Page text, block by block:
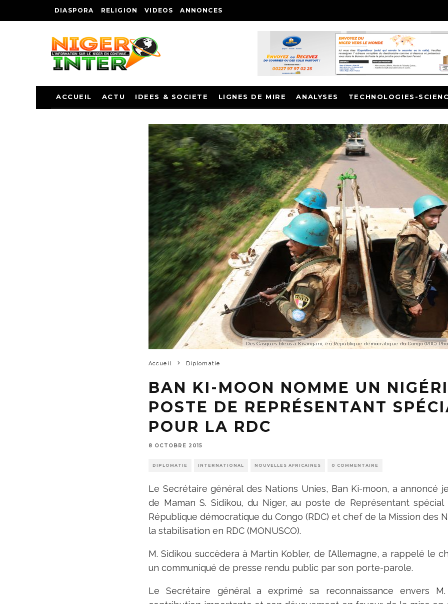
DIASPORA RELIGION VIDEOS ANNONCES
ACCUEIL ACTU IDEES & SOCIETE LIGNES DE MIRE ANALYSES TECHNOLOGIES-
Des Casques bleus à Kisangani, en République démocratique du Congo (RDC).
Accueil Diplomatie
BAN KI-MOON NOMME UN
POSTE DE REPRÉSENTANT
POUR LA RDC
8 OCTOBRE 2015
DIPLOMATIE INTERNATIONAL NOUVELLES AFRICAINES 0 COMMENTAIRE
Le Secrétaire général des Nations Unies, Ban Ki-moon, a annoncé
de Maman S. Sidikou, du Niger, au poste de Représentant spécial
République démocratique du Congo (RDC) et chef de la Mission des
la stabilisation en RDC (MONUSCO).
M. Sidikou succèdera à Martin Kobler, de l’Allemagne, a rappelé le
un communiqué de presse rendu public par son porte-parole.
Le Secrétaire général a exprimé sa reconnaissance envers